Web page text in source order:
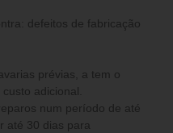
defeitos de fabricação
prévias, a tem o
adicional.
até 30 dias para